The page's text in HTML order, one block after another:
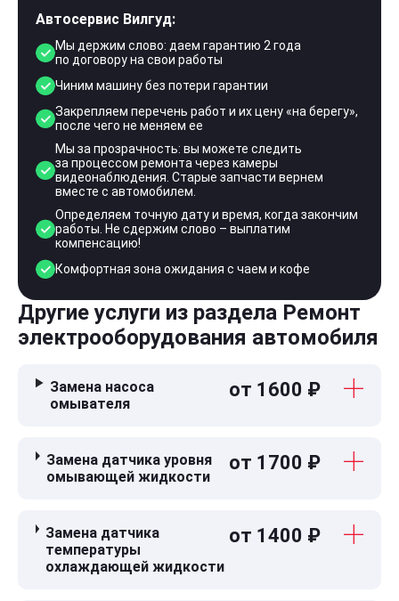
Автосервис Вилгуд:
Мы держим слово: даем гарантию 2 года
по договору на свои работы
Чиним машину без потери гарантии
Закрепляем перечень работ и их цену «на берегу»,
после чего не меняем ее
Мы за прозрачность: вы можете следить
за процессом ремонта через камеры
видеонаблюдения. Старые запчасти вернем
вместе с автомобилем.
Определяем точную дату и время, когда закончим
работы. Не сдержим слово – выплатим
компенсацию!
Комфортная зона ожидания с чаем и кофе
Другие услуги из раздела Ремонт
электрооборудования автомобиля
Замена насоса
омывателя
от 1600 ₽
Замена датчика уровня
омывающей жидкости
от 1700 ₽
Замена датчика
температуры
охлаждающей жидкости
от 1400 ₽